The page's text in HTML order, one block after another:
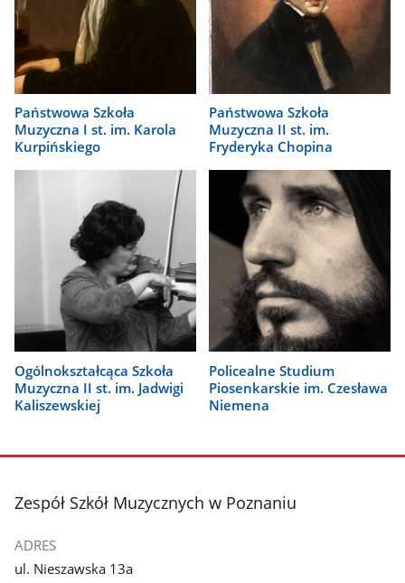
Państwowa Szkoła
Muzyczna I st. im. Karola
Kurpińskiego
Państwowa Szkoła
Muzyczna II st. im.
Fryderyka Chopina
Ogólnokształcąca Szkoła
Muzyczna II st. im. Jadwigi
Kaliszewskiej
Policealne Studium
Piosenkarskie im. Czesława
Niemena
stopka
Zespół Szkół Muzycznych w Poznaniu
ADRES
ul. Nieszawska 13a